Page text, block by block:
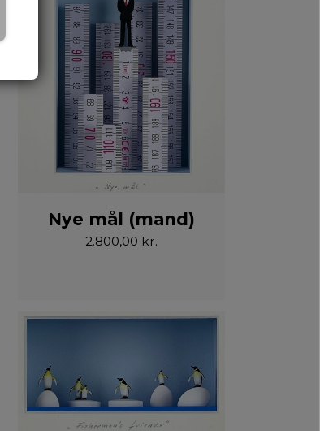
Nye mål (mand)
2.800,00 kr.